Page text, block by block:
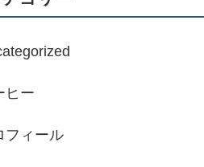
ヒー
フィール